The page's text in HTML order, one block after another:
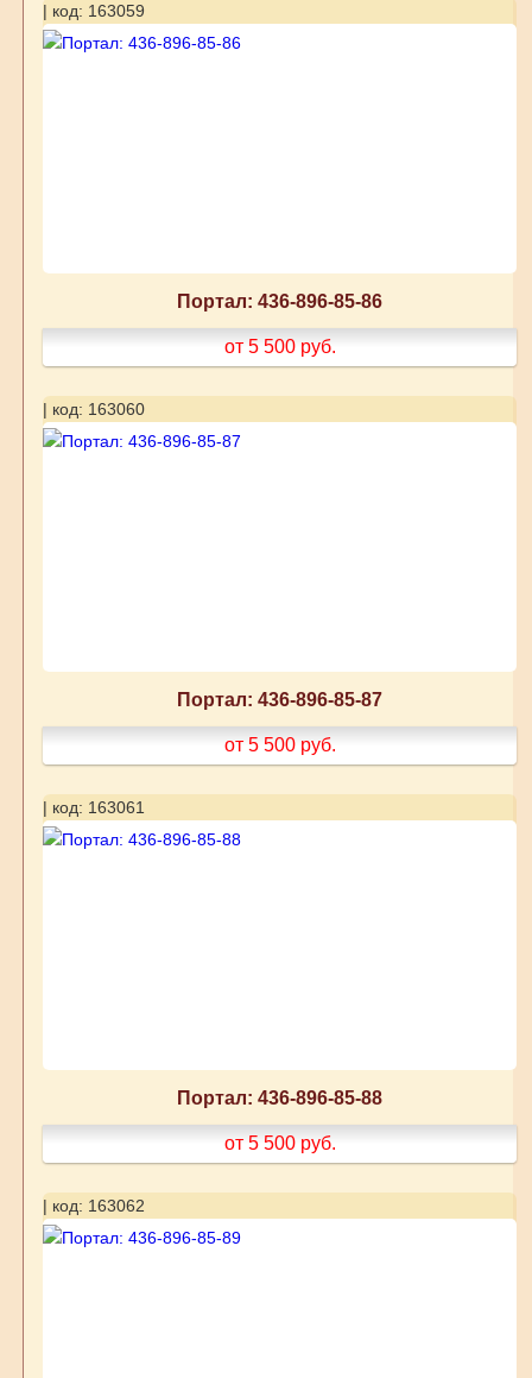
| код: 163059
Портал: 436-896-85-86
от 5 500 руб.
| код: 163060
Портал: 436-896-85-87
от 5 500 руб.
| код: 163061
Портал: 436-896-85-88
от 5 500 руб.
| код: 163062